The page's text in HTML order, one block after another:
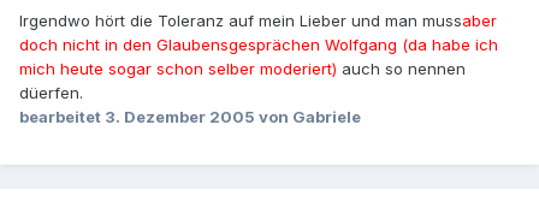
Irgendwo hört die Toleranz auf mein Lieber und man mussaber
doch nicht in den Glaubensgesprächen Wolfgang (da habe ich
mich heute sogar schon selber moderiert) auch so nennen
düerfen.
bearbeitet 3. Dezember 2005 von Gabriele